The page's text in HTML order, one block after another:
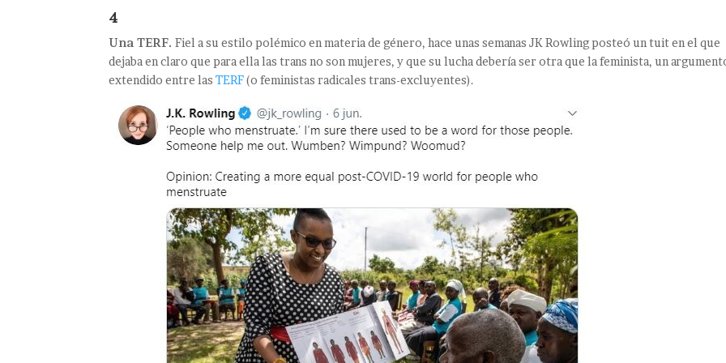
4
Una TERF.Fiel a su estilo polémico en materia de género, hace unas semanas JK Rowling posteó un tuit en el que
dejaba en claro que para ella las trans no son mujeres, y que su lucha debería ser otra que la feminista, un
extendido entre lasTERF(o feministas radicales trans-excluyentes).